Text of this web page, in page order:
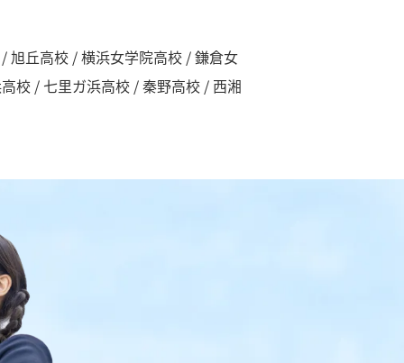
旭丘高校 / 横浜女学院高校 / 鎌倉女
校 / 七里ガ浜高校 / 秦野高校 / 西湘